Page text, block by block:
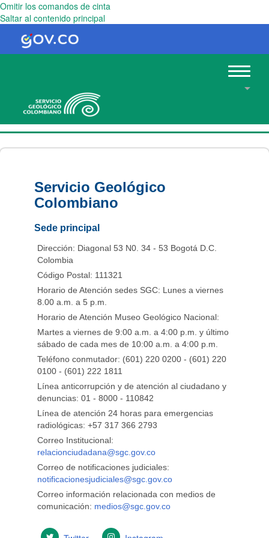
Omitir los comandos de cinta
Saltar al contenido principal
Toggle
Servicio Geológico
Colombiano
Sede principal
Dirección: Diagonal 53 N0. 34 - 53 Bogotá D.C.
Colombia
Código Postal: 111321
Horario de Atención sedes SGC: Lunes a viernes
8.00 a.m. a 5 p.m.
Horario de Atención Museo Geológico Nacional:
Martes a viernes de 9:00 a.m. a 4:00 p.m. y último
sábado de cada mes de 10:00 a.m. a 4:00 p.m.
Teléfono conmutador: (601) 220 0200 - (601) 220
0100 - (601) 222 1811
Línea anticorrupción y de atención al ciudadano y
denuncias: 01 - 8000 - 110842
Línea de atención 24 horas para emergencias
radiológicas: +57 ​317 366 2793
Correo Institucional:
relacionciudadana@sgc.gov.co
Correo de notificaciones judiciales:
notificacionesjudiciales@sgc.gov.co
Correo información relacionada con medios de
comunicación: medios@sgc.gov.co